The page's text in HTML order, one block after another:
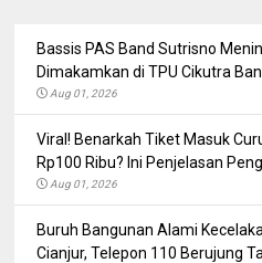
Bassis PAS Band Sutrisno
Dimakamkan di TPU Cikutra
Aug 01, 2026
Viral! Benarkah Tiket Masuk
Rp100 Ribu? Ini Penjelasan
Aug 01, 2026
Buruh Bangunan Alami
Cianjur, Telepon 110 Berujung